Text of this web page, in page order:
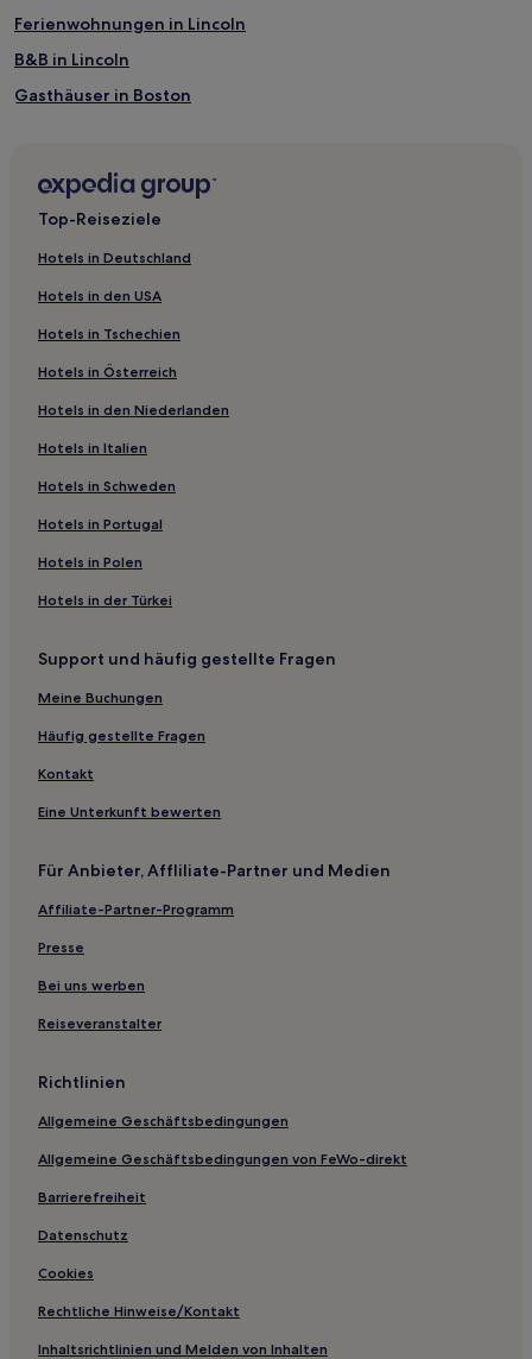
Ferienwohnungen in Lincoln
B&B in Lincoln
Gasthäuser in Boston
4-Sterne-Hotels in Cleethorpes
Mansfield Hotels
Belton Hotels
Grantham Hotels
Hotels nahe St. Botolph's Church
North Lincolnshire: Hotels
Lambley Hotels
Weston Hotels
Lowdham Hotels
Newark and Sherwood District: Hotels
Coningsby Hotels
Marton Hotels
Kirkby on Bain Hotels
Hotels nahe Woodhall Country Park
Boston: Hotels
Hotels nahe University of Lincoln
Swinderby Hotels
Hotels nahe Tattershall Castle
Hotels nahe Tattershall Road Stadium
East Lindsey District: Hotels
North East Lincolnshire: Hotels
Hotels nahe Hemswell Antique Centres
Digby Hotels
Torksey Hotels
Misterton Hotels
Hatton Hotels
Aylesby Hotels
Sneinton: Hotels
Top-Reiseziele
Hotels in Deutschland
Hotels in den USA
Hotels in Tschechien
Hotels in Österreich
Hotels in den Niederlanden
Hotels in Italien
Hotels in Schweden
Hotels in Portugal
Hotels in Polen
Hotels in der Türkei
Support und häufig gestellte Fragen
Meine Buchungen
Häufig gestellte Fragen
Kontakt
Eine Unterkunft bewerten
Für Anbieter, Affliliate-Partner und Medien
Affiliate-Partner-Programm
Presse
Bei uns werben
Reiseveranstalter
Richtlinien
Allgemeine Geschäftsbedingungen
Allgemeine Geschäftsbedingungen von FeWo-direkt
Barrierefreiheit
Datenschutz
Cookies
Rechtliche Hinweise/Kontakt
Inhaltsrichtlinien und Melden von Inhalten